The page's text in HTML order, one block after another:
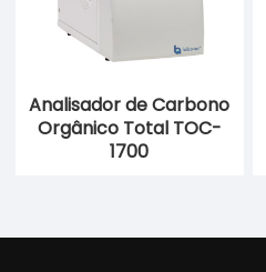
Analisador de Carbono
Orgânico Total TOC-
1700